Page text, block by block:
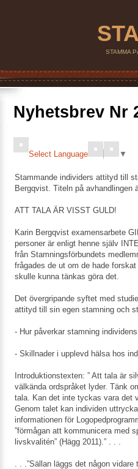
STAMMA
Nyhetsbrev Nr
Select Language ▼
Stammande individers attityd till
Bergqvist. Titeln på avhandlingen
ATT TALA ÄR VISST GULD!
Karin Bergqvist examensarbete
personer är enligt henne själv
från Stamningsförbundets
frågades de ut om de hade
skulle kunna tänkas göra det.
Det övergripande syftet med
attityd till sin egen stamning och
- Hur påverkar stamning
- Skillnader i upplevd hälsa hos
Introduktionstexten: ” Att tala är
välkända ordspråket lyder. Tänk
tala. Kan det inte tyckas vara det
Genom talet kan individen
informationen för
”förmågan att kommunicera med
livskvalitén” (Hägg 2011).” . . .
. . .”Sällan läggs det någon